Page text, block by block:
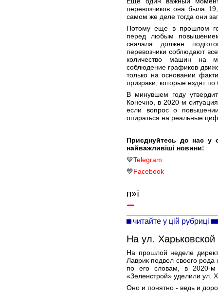
перевозчиков она была
самом же деле тогда они
Потому еще в прошлом
перед любым
сначала должен
перевозчики соблюдают
количество машин на
соблюдение графиков
только на основании
призраки, которые ездят
В минувшем году
Конечно, в 2020-м
если вопрос о
опираться на реальные
Приєднуйтесь до нас у
найважливіші новини:
💙Telegram
💛Facebook
п»ї
читайте у цій рубриці
На ул.
На прошлой неделе
Лаврик подвел своего рода
по его словам, в 2020-м
«Зеленстрой» уделили ул.
Оно и понятно - ведь и